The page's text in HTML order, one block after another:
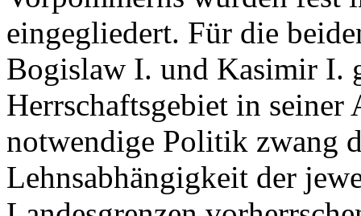
eingegliedert. Für die
Bogislaw I. und Kasimir I.
Herrschaftsgebiet in seiner
notwendige Politik zwang
Lehnsabhängigkeit der